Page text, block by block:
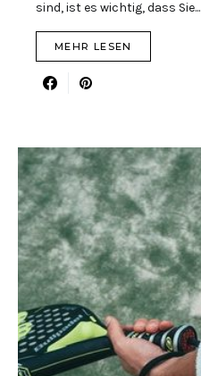
sind, ist es wichtig, dass Sie...
MEHR LESEN